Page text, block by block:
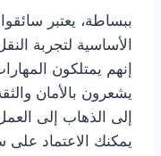
ببساطة، يعتبر
الأساسية لتجربة
إنهم يمتلكون
يشعرون بالأمان
إلى الذهاب إلى
يمكنك الاعتماد